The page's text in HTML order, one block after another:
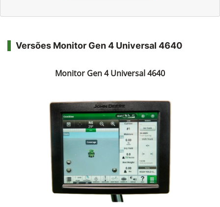
Versões Monitor Gen 4 Universal 4640
Monitor Gen 4 Universal 4640